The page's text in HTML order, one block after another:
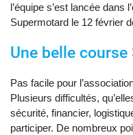
l’équipe s’est lancée dans
Supermotard le 12 février
Une belle
Pas facile pour
Plusieurs difficultés,
sécurité, financier,
participer. De nombreux